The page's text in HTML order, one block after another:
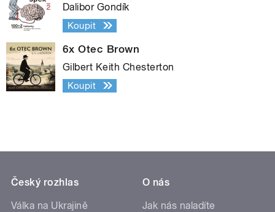
Dalibor Gondík
Koupit
6x Otec Brown
Gilbert Keith Chesterton
Koupit
Český rozhlas
Válka na Ukrajině
O nás
Jak nás naladíte